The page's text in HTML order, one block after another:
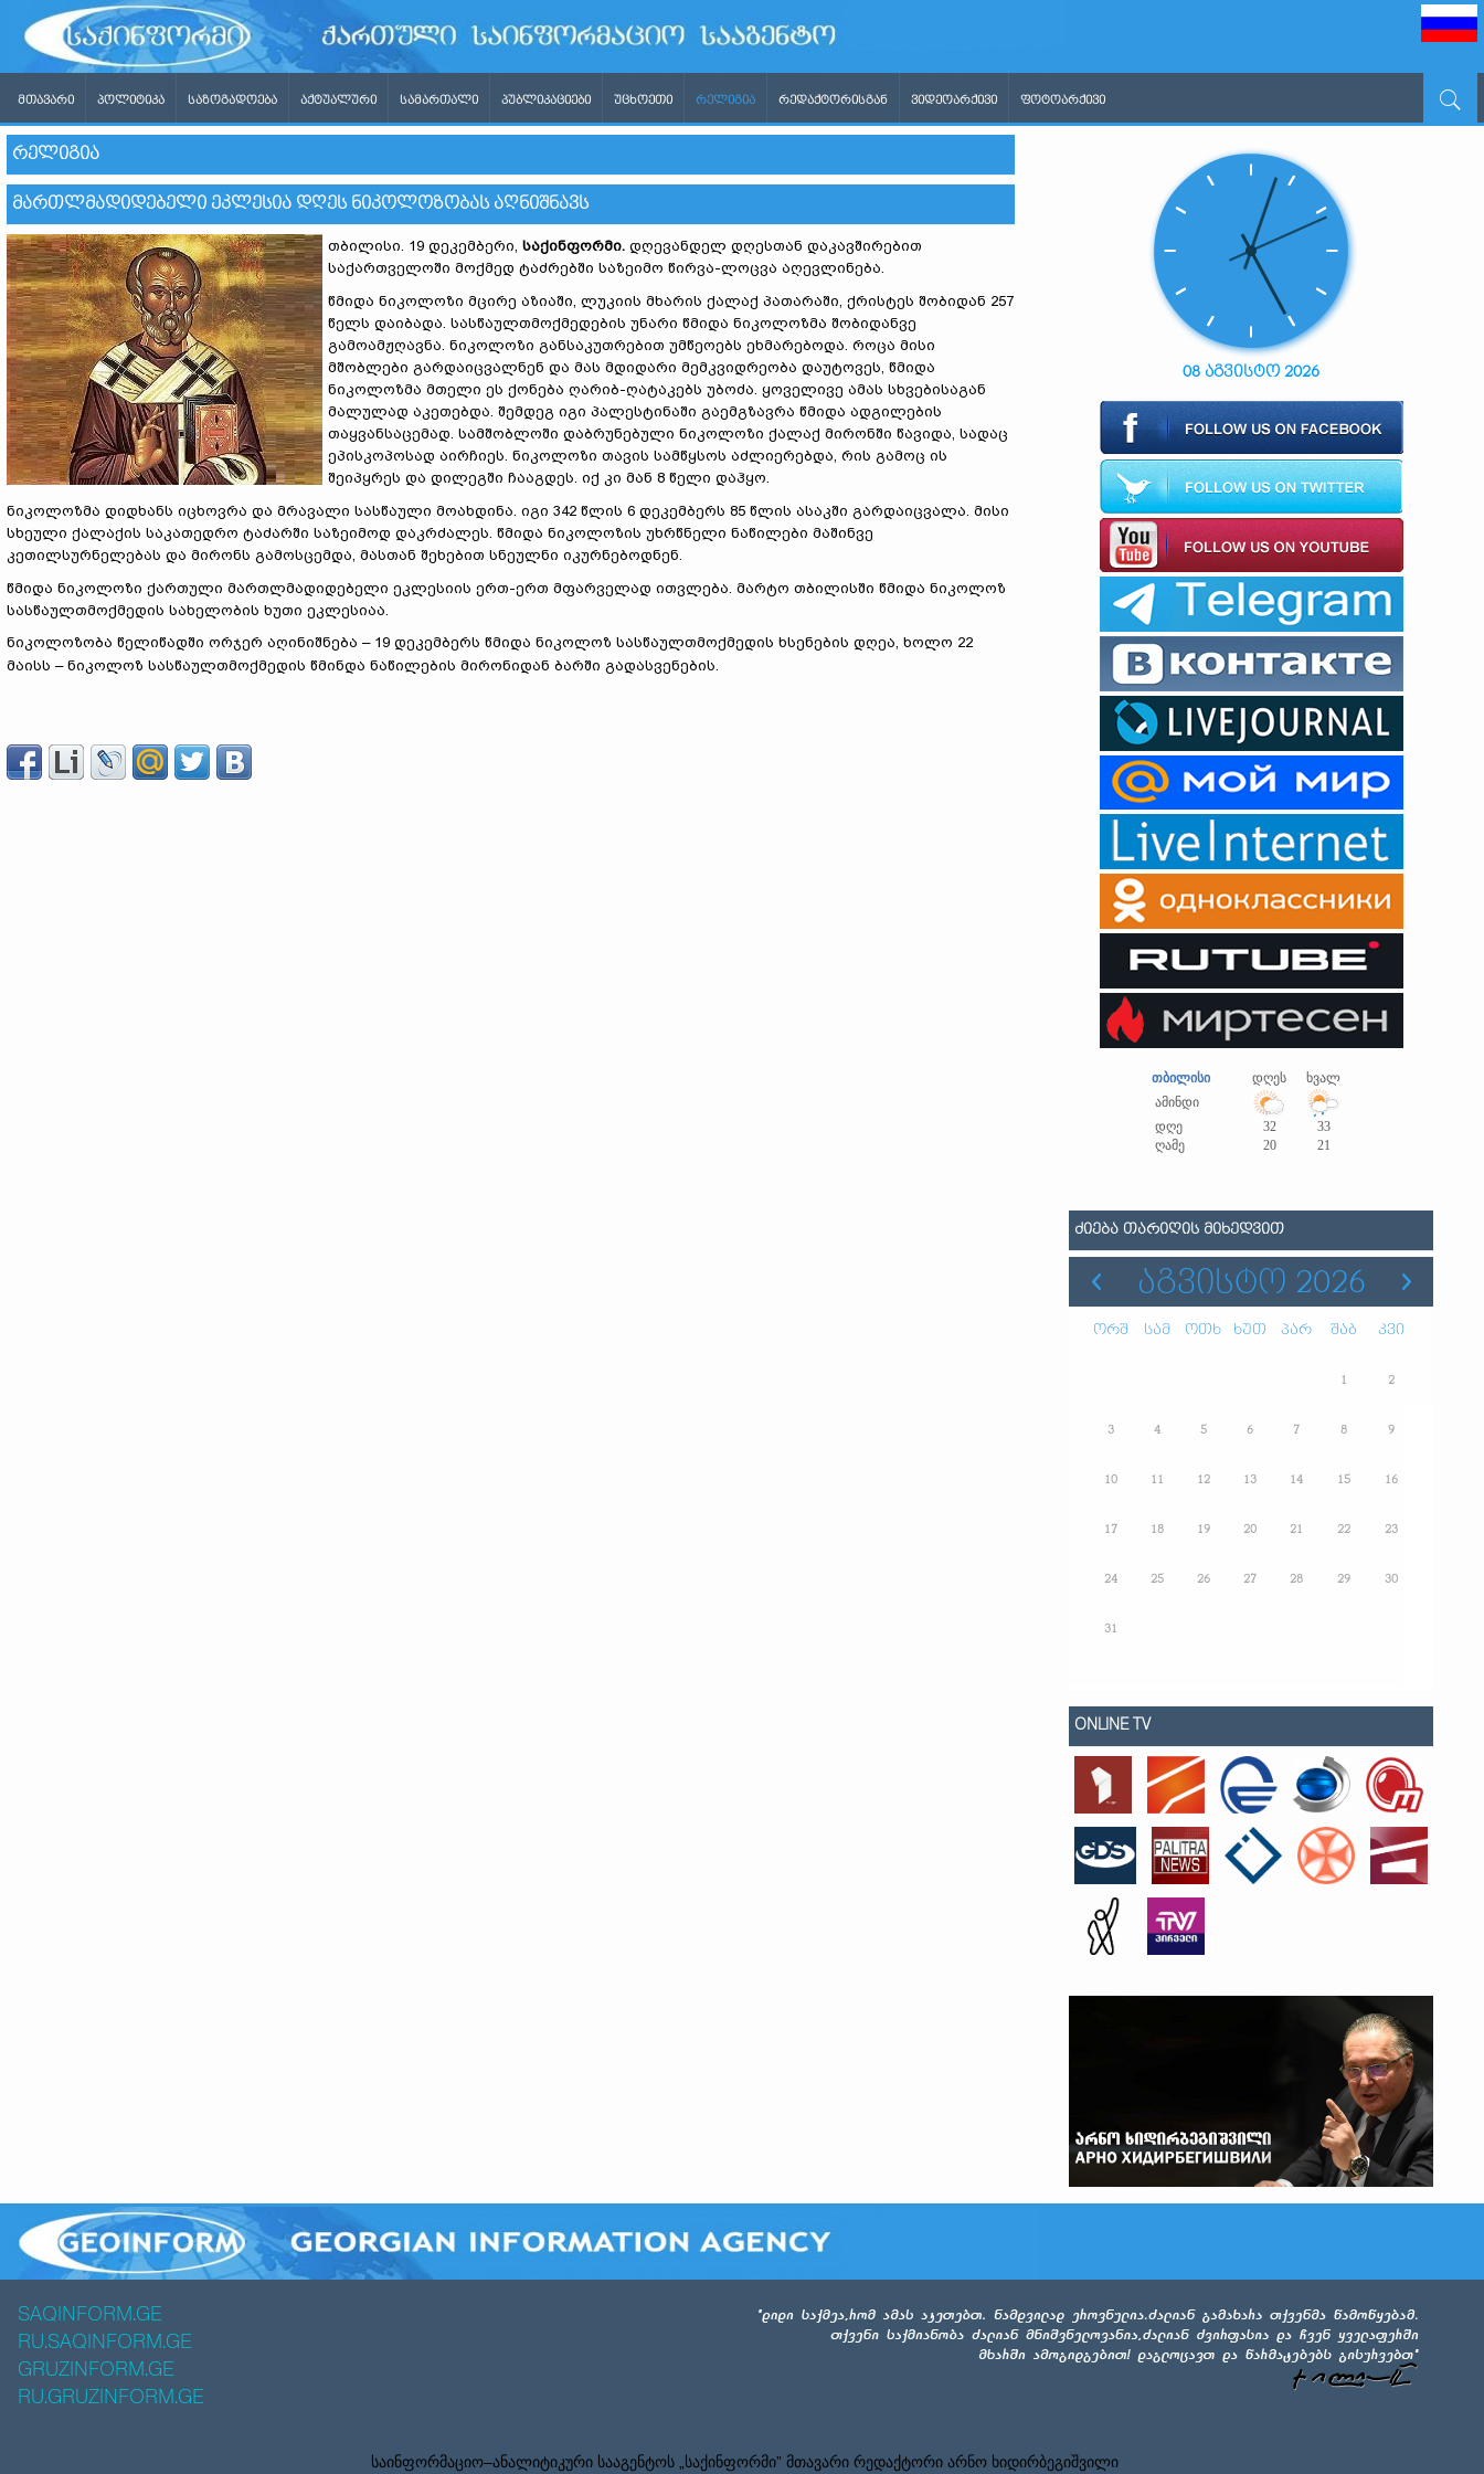
ᲛᲗᲐᲕᲐᲠᲘ ᲞᲝᲚᲘᲢᲘᲙᲐ ᲡᲐᲖᲝᲒᲐᲓᲝᲔᲑᲐ ᲐᲥᲢᲣᲐᲚᲣᲠᲘ ᲡᲐᲛᲐᲠᲗᲐᲚᲘ ᲞᲣᲑᲚᲘᲙᲐᲪᲘᲔᲑᲘ ᲣᲪᲮᲝᲔᲗᲘ ᲠᲔᲚᲘᲒᲘᲐ ᲠᲔᲓᲐᲥᲢᲝᲠᲘᲡᲒᲐᲜ ᲕᲘᲓᲔᲝᲐᲠᲥᲘᲕᲘ ᲤᲝᲢᲝᲐᲠᲥᲘᲕᲘ
ᲠᲔᲚᲘᲒᲘᲐ
ᲛᲐᲠᲗᲚᲛᲐᲓᲘᲓᲔᲑᲔᲚᲘ ᲔᲙᲚᲔᲡᲘᲐ ᲓᲦᲔᲡ ᲜᲘᲙᲝᲚᲝᲖᲝᲑᲐᲡ ᲐᲦᲜᲘᲨᲜᲐᲕᲡ
თბილისი. 19 დეკემბერი, საქინფორმი. დღევანდელ დღესთან დაკავშირებით
საქართველოში მოქმედ ტაძრებში საზეიმო წირვა-ლოცვა აღევლინება.
წმიდა ნიკოლოზი მცირე აზიაში, ლუკიის მხარის ქალაქ პათარაში, ქრისტეს შობიდან 257
წელს დაიბადა. სასწაულთმოქმედების უნარი წმიდა ნიკოლოზმა შობიდანვე
გამოამჟღავნა. ნიკოლოზი განსაკუთრებით უმწეოებს ეხმარებოდა. როცა მისი
მშობლები გარდაიცვალნენ და მას მდიდარი მემკვიდრეობა დაუტოვეს, წმიდა
ნიკოლოზმა მთელი ეს ქონება ღარიბ-ღატაკებს უბოძა. ყოველივე ამას სხვებისაგან
მალულად აკეთებდა. შემდეგ იგი პალესტინაში გაემგზავრა წმიდა ადგილების
თაყვანსაცემად. სამშობლოში დაბრუნებული ნიკოლოზი ქალაქ მირონში წავიდა, სადაც
ეპისკოპოსად აირჩიეს. ნიკოლოზი თავის სამწყსოს აძლიერებდა, რის გამოც ის
შეიპყრეს და დილეგში ჩააგდეს. იქ კი მან 8 წელი დაჰყო.
ნიკოლოზმა დიდხანს იცხოვრა და მრავალი სასწაული მოახდინა. იგი 342 წლის 6 დეკემბერს 85 წლის ასაკში გარდაიცვალა. მისი
სხეული ქალაქის საკათედრო ტაძარში საზეიმოდ დაკრძალეს. წმიდა ნიკოლოზის უხრწნელი ნაწილები მაშინვე
კეთილსურნელებას და მირონს გამოსცემდა, მასთან შეხებით სნეულნი იკურნებოდნენ.
წმიდა ნიკოლოზი ქართული მართლმადიდებელი ეკლესიის ერთ-ერთ მფარველად ითვლება. მარტო თბილისში წმიდა ნიკოლოზ
სასწაულთმოქმედის სახელობის ხუთი ეკლესიაა.
ნიკოლოზობა წელიწადში ორჯერ აღინიშნება – 19 დეკემბერს წმიდა ნიკოლოზ სასწაულთმოქმედის ხსენების დღეა, ხოლო 22
მაისს – ნიკოლოზ სასწაულთმოქმედის წმინდა ნაწილების მირონიდან ბარში გადასვენების.
08 აგვისტო 2026
თბილისი დღეს
ხვალ
ამინდი
დღე
32
33
ღამე
20 21
ᲫᲘᲔᲑᲐ ᲗᲐᲠᲘᲦᲘᲡ ᲛᲘᲮᲔᲓᲕᲘᲗ
ᲐᲒᲕᲘᲡᲢᲝ 2026
ორშ სამ ოთხ ხუთ პარ შაბ კვი
1 2
3 4 5 6 7 8 9
10 11 12 13 14 15 16
17 18 19 20 21 22 23
24 25 26 27 28 29 30
31
ONLINE TV
SAQINFORM.GE
RU.SAQINFORM.GE
GRUZINFORM.GE
RU.GRUZINFORM.GE
საინფორმაციო–ანალიტიკური სააგენტოს „საქინფორმი” მთავარი რედაქტორი არნო ხიდირბეგიშვილი